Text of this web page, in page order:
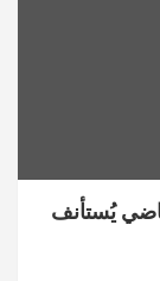
يُستأنف